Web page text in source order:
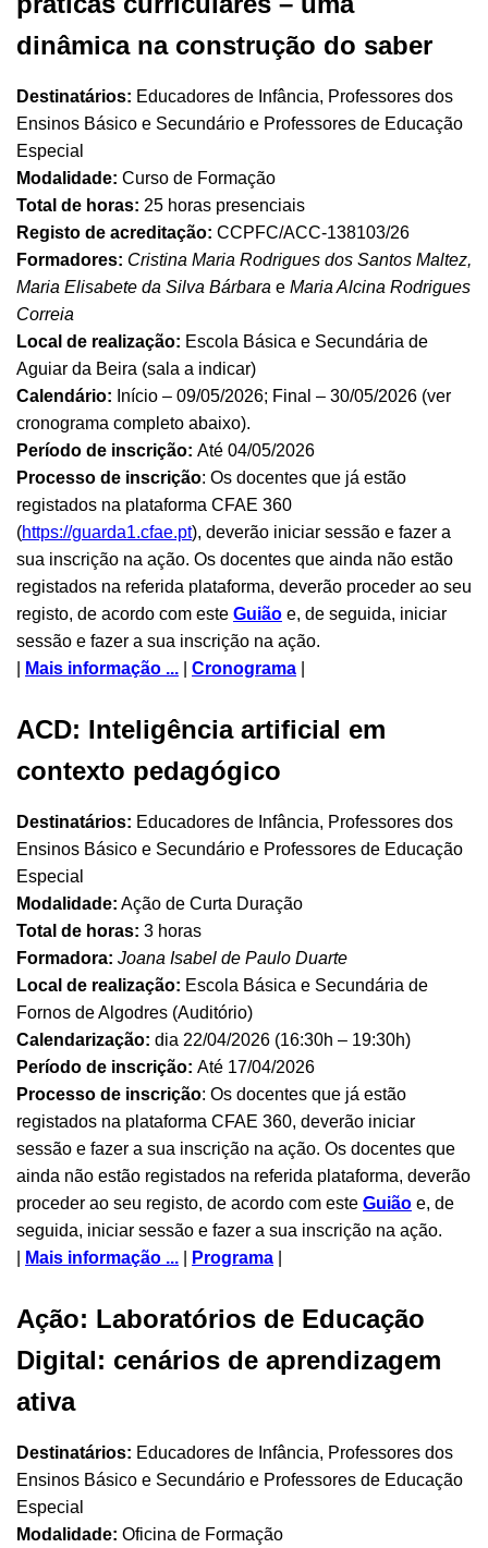
dinâmica na construção do saber
Destinatários: Educadores de Infância, Professores dos
Ensinos Básico e Secundário e Professores de Educação
Especial
Modalidade: Curso de Formação
Total de horas: 25 horas presenciais
Registo de acreditação: CCPFC/ACC-138103/26
Formadores: Cristina Maria Rodrigues dos Santos Maltez,
Maria Elisabete da Silva Bárbara e Maria Alcina Rodrigues
Correia
Local de realização: Escola Básica e Secundária de
Aguiar da Beira (sala a indicar)
Calendário: Início – 09/05/2026; Final – 30/05/2026 (ver
cronograma completo abaixo).
Período de inscrição: Até 04/05/2026
Processo de inscrição: Os docentes que já estão
registados na plataforma CFAE 360
(https://guarda1.cfae.pt), deverão iniciar sessão e fazer a
sua inscrição na ação. Os docentes que ainda não estão
registados na referida plataforma, deverão proceder ao seu
registo, de acordo com este Guião e, de seguida, iniciar
sessão e fazer a sua inscrição na ação.
Mais informação ... Cronograma
ACD: Inteligência artificial em
contexto pedagógico
Destinatários: Educadores de Infância, Professores dos
Ensinos Básico e Secundário e Professores de Educação
Especial
Modalidade: Ação de Curta Duração
Total de horas: 3 horas
Formadora: Joana Isabel de Paulo Duarte
Local de realização: Escola Básica e Secundária de
Fornos de Algodres (Auditório)
Calendarização: dia 22/04/2026 (16:30h – 19:30h)
Período de inscrição: Até 17/04/2026
Processo de inscrição: Os docentes que já estão
registados na plataforma CFAE 360, deverão iniciar
sessão e fazer a sua inscrição na ação. Os docentes que
ainda não estão registados na referida plataforma, deverão
proceder ao seu registo, de acordo com este Guião e, de
seguida, iniciar sessão e fazer a sua inscrição na ação.
Mais informação ... Programa
Ação: Laboratórios de Educação
Digital: cenários de aprendizagem
ativa
Destinatários: Educadores de Infância, Professores dos
Ensinos Básico e Secundário e Professores de Educação
Especial
Modalidade: Oficina de Formação